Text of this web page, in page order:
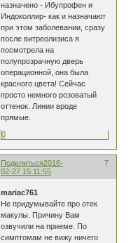
назначено - Ибупрофен и
Индоколлир- как и назначают
при этом заболевании, сразу
после витреолизиса я
посмотрела на
полупрозрачную дверь
операционной, она была
красного цвета! Сейчас
просто немного розоватый
оттенок. Линии вроде
прямые.
0
Поделиться 7
2016-
02-27 15:11:55
mariac761
Не придумывайте про отек
макулы. Причину Вам
озвучили на приеме. По
симптомам не вижу ничего